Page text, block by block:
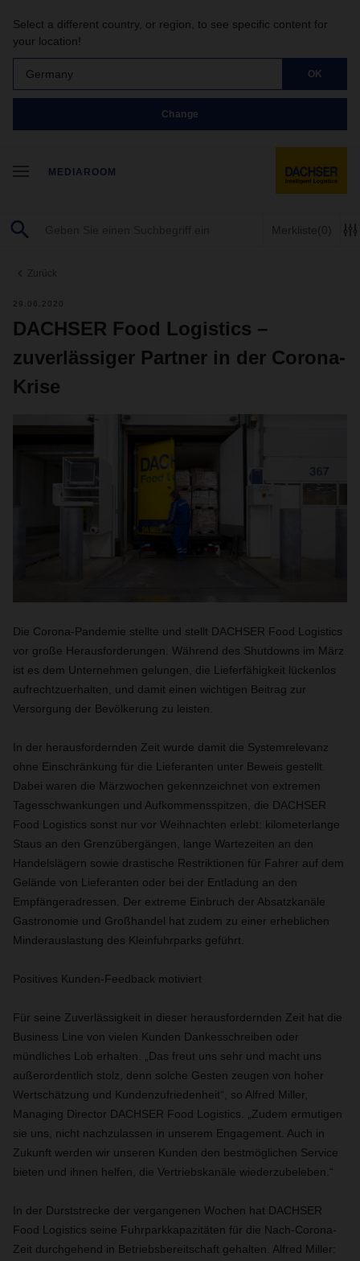
Select a different country, or region, to see specific content for
your location!
Germany OK
Change
MEDIAROOM
Merkliste(0)
Zurück
29.06.2020
DACHSER Food Logistics –
zuverlässiger Partner in der Corona-
Krise
Die Corona-Pandemie stellte und stellt DACHSER Food Logistics
vor große Herausforderungen. Während des Shutdowns im März
ist es dem Unternehmen gelungen, die Lieferfähigkeit lückenlos
aufrechtzuerhalten, und damit einen wichtigen Beitrag zur
Versorgung der Bevölkerung zu leisten.
In der herausfordernden Zeit wurde damit die Systemrelevanz
ohne Einschränkung für die Lieferanten unter Beweis gestellt.
Dabei waren die Märzwochen gekennzeichnet von extremen
Tagesschwankungen und Aufkommensspitzen, die DACHSER
Food Logistics sonst nur vor Weihnachten erlebt: kilometerlange
Staus an den Grenzübergängen, lange Wartezeiten an den
Handelslägern sowie drastische Restriktionen für Fahrer auf dem
Gelände von Lieferanten oder bei der Entladung an den
Empfängeradressen. Der extreme Einbruch der Absatzkanäle
Gastronomie und Großhandel hat zudem zu einer erheblichen
Minderauslastung des Kleinfuhrparks geführt.
Positives Kunden-Feedback motiviert
Für seine Zuverlässigkeit in dieser herausfordernden Zeit hat die
Business Line von vielen Kunden Dankesschreiben oder
mündliches Lob erhalten. „Das freut uns sehr und macht uns
außerordentlich stolz, denn solche Gesten zeugen von hoher
Wertschätzung und Kundenzufriedenheit“, so Alfred Miller
Managing Director DACHSER Food Logistics.
„Zudem ermutigen
sie uns, nicht nachzulassen in unserem Engagement. Auch in
Zukunft werden wir unseren Kunden den bestmöglichen Service
bieten und ihnen helfen, die Vertriebskanäle wiederzubeleben.“
In der Durststrecke der vergangenen Wochen hat DACHSER
Food Logistics seine Fuhrparkkapazitäten für die Nach-Corona-
Zeit durchgehend in Betriebsbereitschaft gehalten. Alfred Miller: